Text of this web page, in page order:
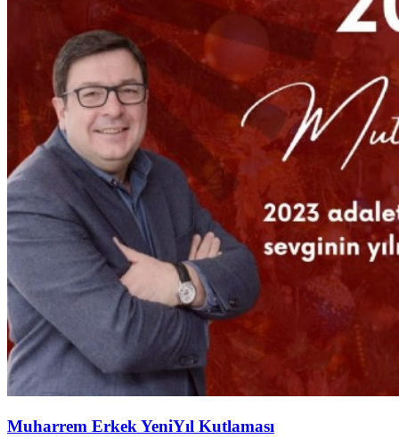
Muharrem Erkek YeniYıl Kutlaması